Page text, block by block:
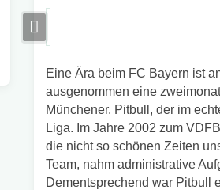
Eine Ära beim FC Bayern ist
ausgenommen eine
Münchener. Pitbull, der im
Liga. Im Jahre 2002 zum
die nicht so schönen Zeiten
Team, nahm administrative
Dementsprechend war Pitbull